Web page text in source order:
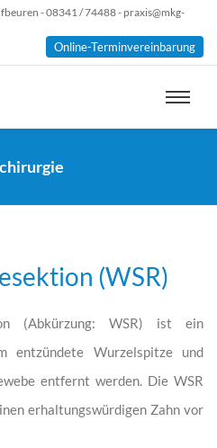
- 08341 / 74488 - praxis@mkg-
Online-Terminvereinbarung
(WSR)
(Abkürzung: WSR) ist ein
entzündete Wurzelspitze und
entfernt werden. Die WSR
erhaltungswürdigen Zahn vor